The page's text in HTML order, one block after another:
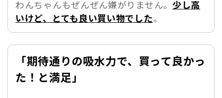
わんちゃんもぜんぜん嫌がりません。 少し高
いけど、とても良い買い物でした。
「期待通りの吸水力で、買って良かっ
た！と満足」